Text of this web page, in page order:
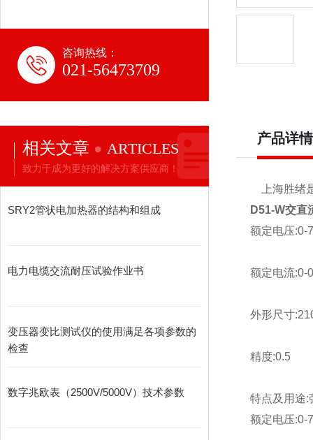
咨询热线：
021-56473709
相关文章 ARTICLES
致力于成为更好的解决方案供应商！
SRY2管状电加热器的结构和组成
电力电缆交流耐压试验作业书
变压器变比测试仪的使用满足各项参数的
检查
数字兆欧表（2500V/5000V）技术参数
产品详情
上海胜绪
D51-W交直
额定电压:0-
额定电流:0-
外形尺寸
精度:0.5
特点及用途:
额定电压:0-